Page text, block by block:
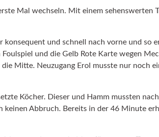
Mal wechseln. Mit einem sehenswerten
und schnell nach vorne und so
und die Gelb Rote Karte wegen
Mitte. Neuzugang Erol musste nur noch
Köcher. Dieser und Hamm mussten
Abbruch. Bereits in der 46 Minute